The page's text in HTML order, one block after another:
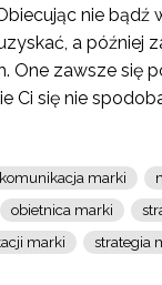
nie bądź
a później
One zawsze się
Ci się nie
komunikacja marki
obietnica marki
marki
strategia